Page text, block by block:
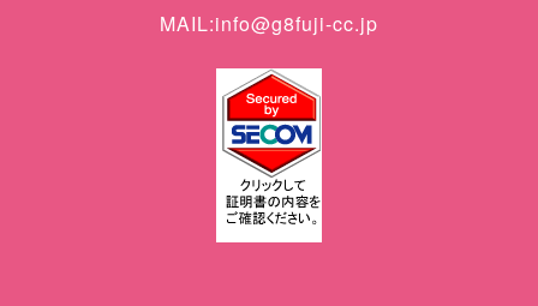
MAIL:info@g8fuji-cc.jp